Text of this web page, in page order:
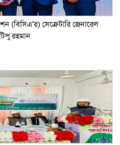
(বিসিএ’র) সেক্রেটারি জেনারেল
রহমান